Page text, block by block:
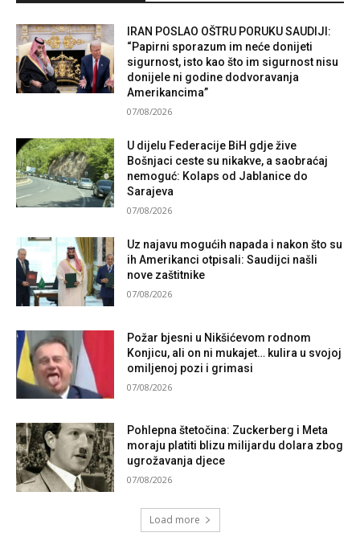
IRAN POSLAO OŠTRU PORUKU SAUDIJI:
“Papirni sporazum im neće donijeti
sigurnost, isto kao što im sigurnost nisu
donijele ni godine dodvoravanja
Amerikancima”
07/08/2026
U dijelu Federacije BiH gdje žive
Bošnjaci ceste su nikakve, a saobraćaj
nemoguć: Kolaps od Jablanice do
Sarajeva
07/08/2026
Uz najavu mogućih napada i nakon što su
ih Amerikanci otpisali: Saudijci našli
nove zaštitnike
07/08/2026
Požar bjesni u Nikšićevom rodnom
Konjicu, ali on ni mukajet… kulira u svojoj
omiljenoj pozi i grimasi
07/08/2026
Pohlepna štetočina: Zuckerberg i Meta
moraju platiti blizu milijardu dolara zbog
ugrožavanja djece
07/08/2026
Load more